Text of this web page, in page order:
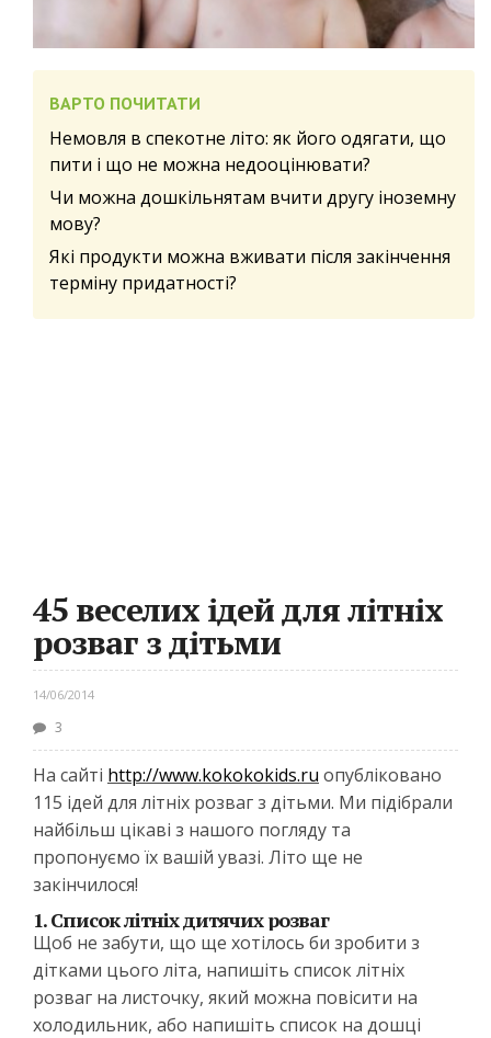
ВАРТО ПОЧИТАТИ
Немовля в спекотне літо: як його одягати, що
пити і що не можна недооцінювати?
Чи можна дошкільнятам вчити другу іноземну
мову?
Які продукти можна вживати після закінчення
терміну придатності?
45 веселих ідей для літніх
розваг з дітьми
14/06/2014
3
На сайті http://www.kokokokids.ru опубліковано
115 ідей для літніх розваг з дітьми. Ми підібрали
найбільш цікаві з нашого погляду та
пропонуємо їх вашій увазі. Літо ще не
закінчилося!
1. Список літніх дитячих розваг
Щоб не забути, що ще хотілось би зробити з
дітками цього літа, напишіть список літніх
розваг на листочку, який можна повісити на
холодильник, або напишіть список на дошці